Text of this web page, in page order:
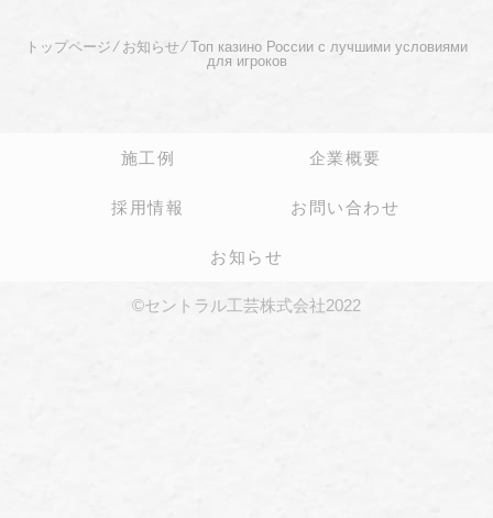
トップページ ⁄ お知らせ⁄Топ казино России с лучшими условиями
для игроков
施工例 企業概要
採用情報 お問い合わせ
お知らせ
©セントラル工芸株式会社2022